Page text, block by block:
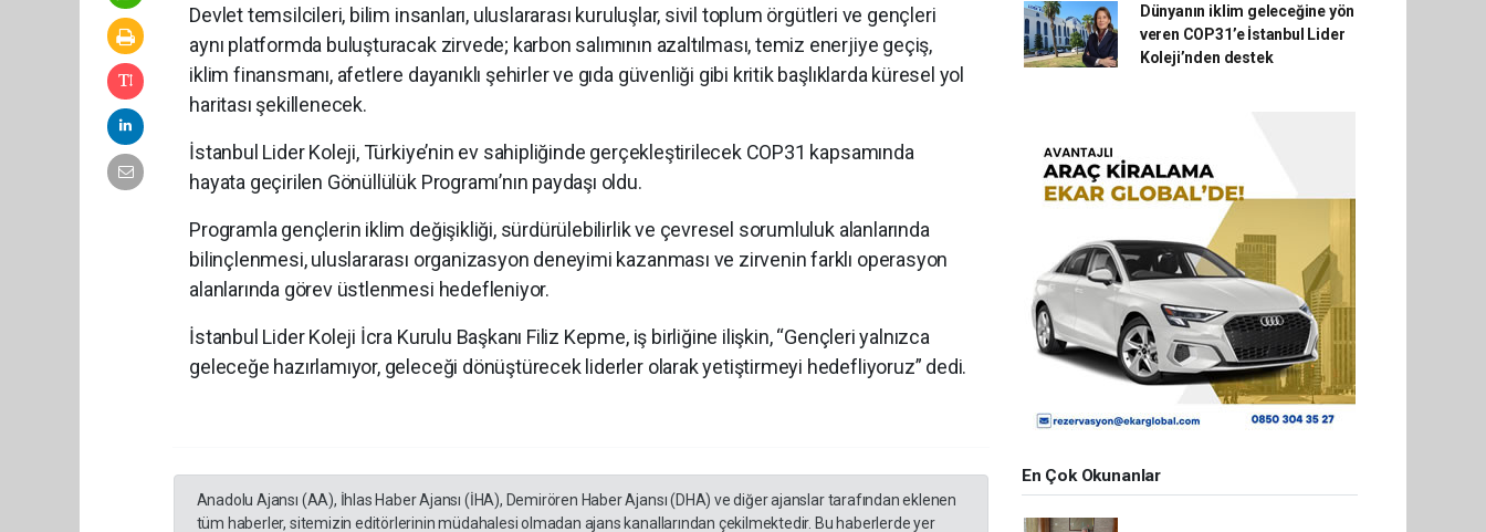
Devlet temsilcileri, bilim insanları, uluslararası kuruluşlar, sivil toplum örgütleri ve gençleri
aynı platformda buluşturacak zirvede; karbon salımının azaltılması, temiz enerjiye geçiş,
iklim finansmanı, afetlere dayanıklı şehirler ve gıda güvenliği gibi kritik başlıklarda küresel yol
haritası şekillenecek.
İstanbul Lider Koleji, Türkiye’nin ev sahipliğinde gerçekleştirilecek COP31 kapsamında
hayata geçirilen Gönüllülük Programı’nın paydaşı oldu.
Programla gençlerin iklim değişikliği, sürdürülebilirlik ve çevresel sorumluluk alanlarında
bilinçlenmesi, uluslararası organizasyon deneyimi kazanması ve zirvenin farklı operasyon
alanlarında görev üstlenmesi hedefleniyor.
İstanbul Lider Koleji İcra Kurulu Başkanı Filiz Kepme, iş birliğine ilişkin, “Gençleri yalnızca
geleceğe hazırlamıyor, geleceği dönüştürecek liderler olarak yetiştirmeyi hedefliyoruz” dedi.
Anadolu Ajansı (AA), İhlas Haber Ajansı (İHA), Demirören Haber Ajansı (DHA) ve diğer ajanslar tarafından eklenen
tüm haberler, sitemizin editörlerinin müdahalesi olmadan ajans kanallarından çekilmektedir. Bu haberlerde yer
Dünyanın iklim geleceğine yön
veren COP31’e İstanbul Lider
Koleji’nden destek
En Çok Okunanlar